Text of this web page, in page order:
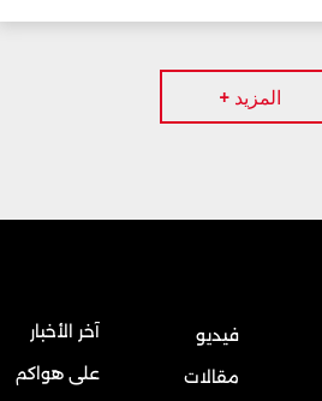
المزيد +
فيديو
مقالات
آخر الأخبار
على هواكم